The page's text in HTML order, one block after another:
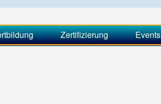
Zertifizierung Events